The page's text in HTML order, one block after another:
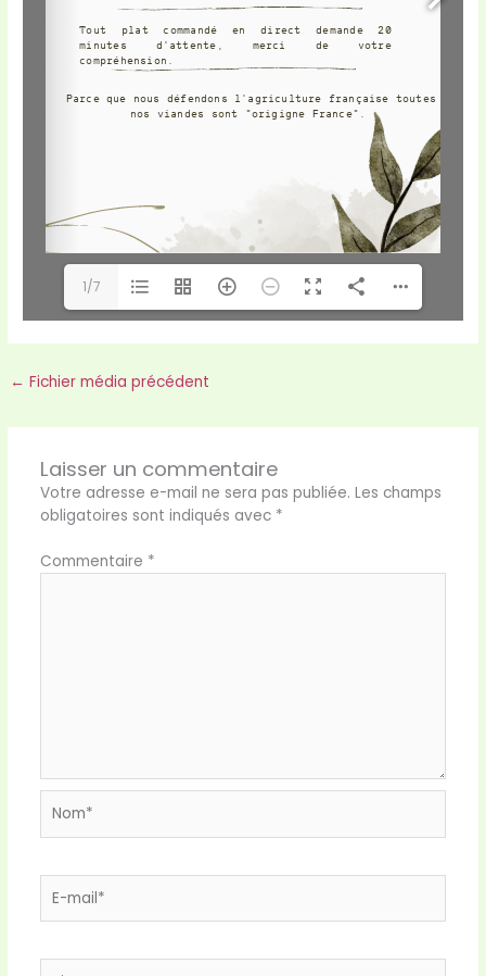
1/7
← Fichier média précédent
Laisser un commentaire
Votre adresse e-mail ne sera pas publiée. Les champs
obligatoires sont indiqués avec *
Commentaire *
mail*